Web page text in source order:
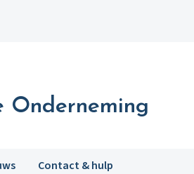
Onderneming
Contact & hulp